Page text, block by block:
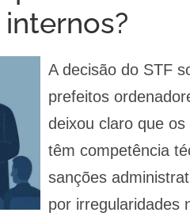
A decisão do STF
prefeitos
deixou claro que
têm competência
sanções
por irregularidades